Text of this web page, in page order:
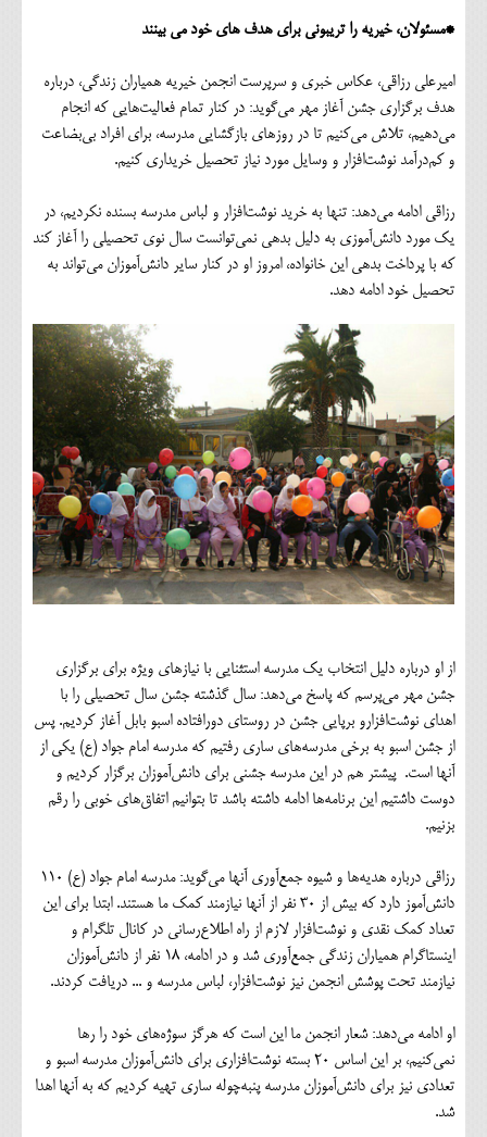
*مسئولان، خیریه را تریبونی برای هدف های خود می بینند
امیرعلی رزاقی، عکاس خبری و سرپرست انجمن خیریه همیاران زندگی، درباره
هدف برگزاری جشن آغاز مهر می‌گوید: در کنار تمام فعالیت‌هایی که انجام
می‌دهیم، تلاش می‌کنیم تا در روزهای بازگشایی مدرسه، برای افراد بی‌بضاعت
و کم‌درآمد نوشت‌افزار و وسایل مورد نیاز تحصیل خریداری کنیم.
رزاقی ادامه می‌دهد: تنها به خرید نوشت‌افزار و لباس مدرسه بسنده نکردیم، در
یک مورد دانش‌آموزی به دلیل بدهی نمی‌توانست سال نوی تحصیلی را آغاز کند
که با پرداخت بدهی این خانواده، امروز او در کنار سایر دانش‌آموزان می‌تواند به
تحصیل خود ادامه دهد.
از او درباره دلیل انتخاب یک مدرسه استثنایی با نیازهای ویژه برای برگزاری
جشن مهر می‌پرسم که پاسخ می‌دهد: سال گذشته جشن سال تحصیلی را با
اهدای نوشت‌افزارو برپایی جشن در روستای دورافتاده اسبو بابل آغاز کردیم. پس
از جشن اسبو به برخی مدرسه‌های ساری رفتیم که مدرسه امام جواد (ع) یکی از
آنها است. پیشتر هم در این مدرسه جشنی برای دانش‌آموزان برگزار کردیم و
دوست داشتیم این برنامه‌ها ادامه داشته باشد تا بتوانیم اتفاق‌های خوبی را رقم
بزنیم.
رزاقی درباره هدیه‌ها و شیوه جمع‌آوری آنها می‌گوید: مدرسه امام جواد (ع) 110
دانش‌آموز دارد که بیش از 30 نفر از آنها نیازمند کمک ما هستند. ابتدا برای این
تعداد کمک نقدی و نوشت‌افزار لازم از راه اطلاع‌رسانی در کانال تلگرام و
اینستاگرام همیاران زندگی جمع‌آوری شد و در ادامه، 18 نفر از دانش‌آموزان
نیازمند تحت پوشش انجمن نیز نوشت‌افزار، لباس مدرسه و ... دریافت کردند.
او ادامه می‌دهد: شعار انجمن ما این است که هرگز سوژه‌های خود را رها
نمی‌کنیم، بر این اساس 20 بسته نوشت‌افزاری برای دانش‌آموزان مدرسه اسبو و
تعدادی نیز برای دانش‌آموزان مدرسه پنبه‌چوله ساری تهیه کردیم که به آنها اهدا
شد.